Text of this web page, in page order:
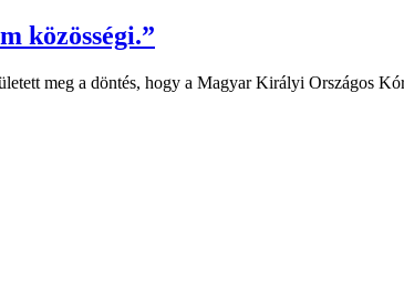
közösségi.”
meg a döntés, hogy a Magyar Királyi Országos